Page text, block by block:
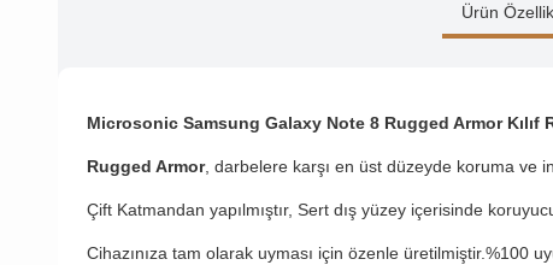
Ürün
Microsonic Samsung Galaxy Note 8 Rugged Armor Kılıf
Rugged Armor, darbelere karşı en üst düzeyde koruma ve
Çift Katmandan yapılmıştır, Sert dış yüzey içerisinde
Cihazınıza tam olarak uyması için özenle üretilmiştir.%100